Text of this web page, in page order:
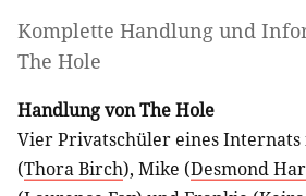
Komplette Handlung und
The Hole
Handlung von The Hole
Vier Privatschüler eines Internats
(Thora Birch), Mike (Desmond